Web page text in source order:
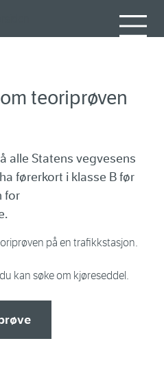
teoriprøven
alle Statens vegvesens
førerkort i klasse B før
for
på en trafikkstasjon.
kan søke om kjøreseddel.